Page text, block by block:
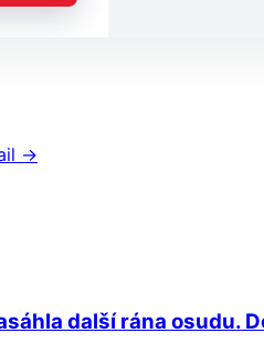
→
další rána osudu.